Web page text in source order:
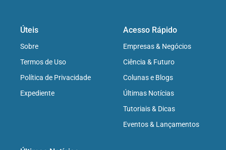
Úteis
Sobre
Termos de Uso
Política de Privacidade
Expediente
Acesso Rápido
Empresas & Negócios
Ciência & Futuro
Colunas e Blogs
Últimas Notícias
Tutoriais & Dicas
Eventos & Lançamentos